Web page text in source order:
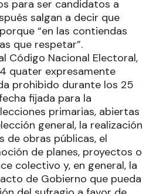
para ser candidatos a
salgan a decir que
“en las contiendas
que respetar”.
Código Nacional Electoral,
quater expresamente
prohibido durante los 25
fijada para la
primarias, abiertas
general, la realización
de obras públicas, el
de planes, proyectos o
colectivo y, en general, la
de Gobierno que pueda